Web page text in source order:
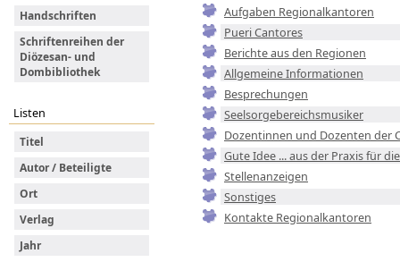
Handschriften
Schriftenreihen der
Diözesan- und
Dombibliothek
Listen
Titel
Autor / Beteiligte
Ort
Verlag
Jahr
Aufgaben Regionalkantoren
Pueri Cantores
Berichte aus den Regionen
Allgemeine Informationen
Besprechungen
Seelsorgebereichsmusiker
Dozentinnen und Dozenten der
Gute Idee ... aus der Praxis für
Stellenanzeigen
Sonstiges
Kontakte Regionalkantoren